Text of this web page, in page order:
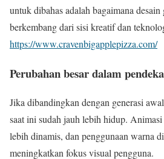
untuk dibahas adalah bagaimana desain
berkembang dari sisi kreatif dan
https://www.cravenbigapplepizza.com/
Perubahan besar dalam
Jika dibandingkan dengan generasi
saat ini sudah jauh lebih hidup.
lebih dinamis, dan penggunaan warna
meningkatkan fokus visual pengguna.